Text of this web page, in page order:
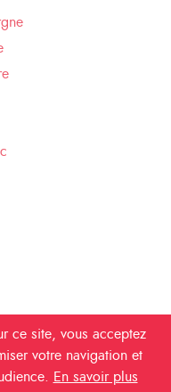
ce site, vous acceptez
votre navigation et
En savoir plus